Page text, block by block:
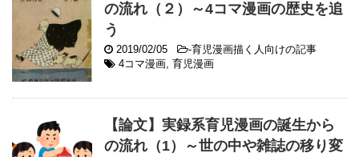
の流れ（２）～4コマ漫画の歴史を追
う
2019/02/05 -育児漫画描く人向けの記事
4コマ漫画, 育児漫画
【論文】実録系育児漫画の誕生から
の流れ（1）～世の中や雑誌の移り変